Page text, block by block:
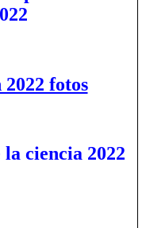
fotos
ciencia 2022